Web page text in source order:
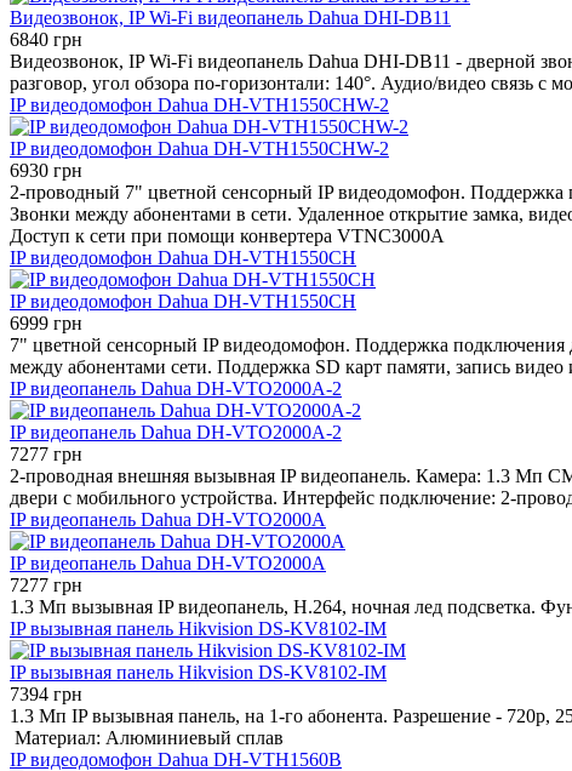
Видеозвонок, IP Wi-Fi видеопанель Dahua DHI-DB11
6840 грн
Видеозвонок, IP Wi-Fi видеопанель Dahua DHI-DB11 - дверной
разговор, угол обзора по-горизонтали: 140°. Аудио/видео связь
IP видеодомофон Dahua DH-VTH1550CHW-2
IP видеодомофон Dahua DH-VTH1550CHW-2
6930 грн
2-проводный 7" цветной сенсорный IP видеодомофон.
Звонки между абонентами в сети. Удаленное открытие замка,
Доступ к сети при помощи конвертера VTNC3000A
IP видеодомофон Dahua DH-VTH1550CH
IP видеодомофон Dahua DH-VTH1550CH
6999 грн
7" цветной сенсорный IP видеодомофон. Поддержка
между абонентами сети. Поддержка SD карт памяти, запись
IP видеопанель Dahua DH-VTO2000A-2
IP видеопанель Dahua DH-VTO2000A-2
7277 грн
2-проводная внешняя вызывная IP видеопанель. Камера: 1.3 Мп
двери с мобильного устройства. Интерфейс подключение: 2-
IP видеопанель Dahua DH-VTO2000A
IP видеопанель Dahua DH-VTO2000A
7277 грн
1.3 Мп вызывная IP видеопанель, H.264, ночная лед подсветка.
IP вызывная панель Hikvision DS-KV8102-IM
IP вызывная панель Hikvision DS-KV8102-IM
7394 грн
1.3 Мп IP вызывная панель, на 1-го абонента. Разрешение -
Материал: Алюминиевый сплав
IP видеодомофон Dahua DH-VTH1560B